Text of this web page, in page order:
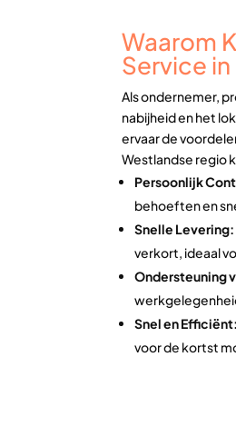
Waarom
Service
Als ondernemer,
nabijheid en het
ervaar de
Westlandse regio
Persoonlijk
behoeften en
Snelle Levering:
verkort, ideaal
Ondersteuning
Snel en Efficiënt:
voor de kortst